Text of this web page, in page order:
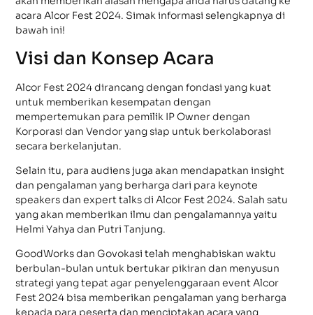
acara Alcor Fest 2024. Simak informasi selengkapnya di
bawah ini!
Visi dan Konsep Acara
Alcor Fest 2024 dirancang dengan fondasi yang kuat
untuk memberikan kesempatan dengan
mempertemukan para pemilik IP Owner dengan
Korporasi dan Vendor yang siap untuk berkolaborasi
secara berkelanjutan.
Selain itu, para audiens juga akan mendapatkan insight
dan pengalaman yang berharga dari para keynote
speakers dan expert talks di Alcor Fest 2024. Salah satu
yang akan memberikan ilmu dan pengalamannya yaitu
Helmi Yahya dan Putri Tanjung.
GoodWorks dan Govokasi telah menghabiskan waktu
berbulan-bulan untuk bertukar pikiran dan menyusun
strategi yang tepat agar penyelenggaraan event Alcor
Fest 2024 bisa memberikan pengalaman yang berharga